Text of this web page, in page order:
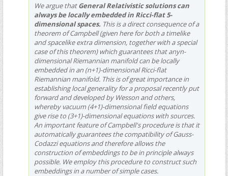
We argue thatGeneral Relativistic solutions can
always be locally embedded in Ricci-flat 5-
dimensional spaces. This is a direct consequence of a
theorem of Campbell (given here for both a timelike
and spacelike extra dimension, together with a special
case of this theorem) which guarantees that anyn-
dimensional Riemannian manifold can be locally
embedded in an (n+1)-dimensional Ricci-flat
Riemannian manifold. This is of great importance in
establishing local generality for a proposal recently put
forward and developed by Wesson and others,
whereby vacuum (4+1)-dimensional field equations
give rise to (3+1)-dimensional equations with sources.
An important feature of Campbell's procedure is that it
automatically guarantees the compatibility of Gauss-
Codazzi equations and therefore allows the
construction of embeddings to be in principle always
possible. We employ this procedure to construct such
embeddings in a number of simple cases.